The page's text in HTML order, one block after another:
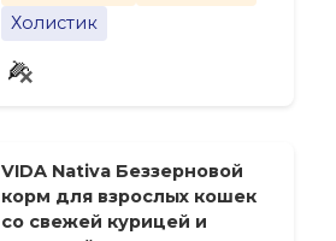
Холистик
VIDA Nativa Беззерновой
корм для взрослых кошек
со свежей курицей и